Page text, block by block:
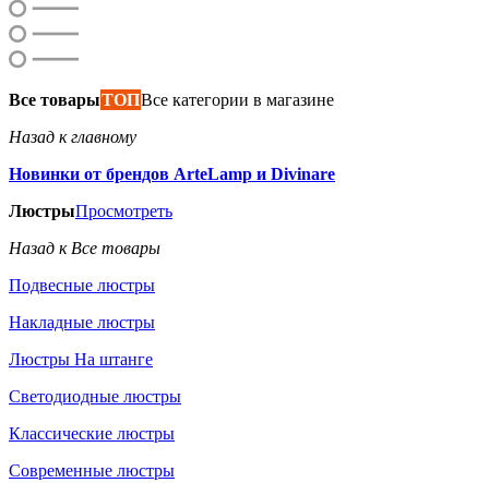
Все товарыТОПВсе категории в магазине
Назад к главному
Новинки от брендов ArteLamp и Divinare
ЛюстрыПросмотреть
Назад к Все товары
Подвесные люстры
Накладные люстры
Люстры На штанге
Светодиодные люстры
Классические люстры
Современные люстры